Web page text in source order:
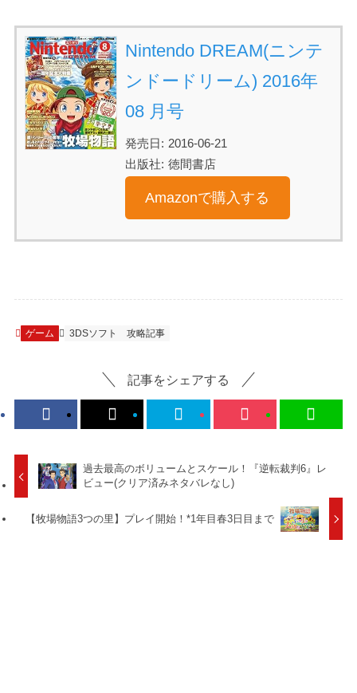
Nintendo DREAM(ニンテ
ンドードリーム) 2016年
08 月号
発売日: 2016-06-21
出版社: 徳間書店
Amazonで購入する
ゲーム 3DSソフト 攻略記事
記事をシェアする
過去最高のボリュームとスケール！『逆転裁判6』レ
ビュー(クリア済みネタバレなし)
【牧場物語3つの里】プレイ開始！*1年目春3日目まで